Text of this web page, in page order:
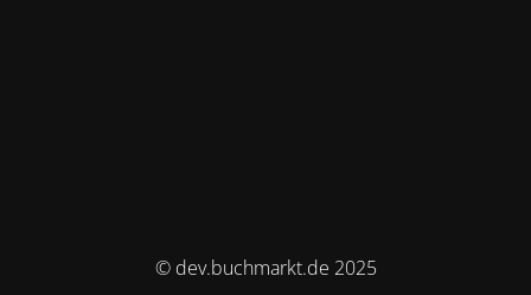
© dev.buchmarkt.de 2025